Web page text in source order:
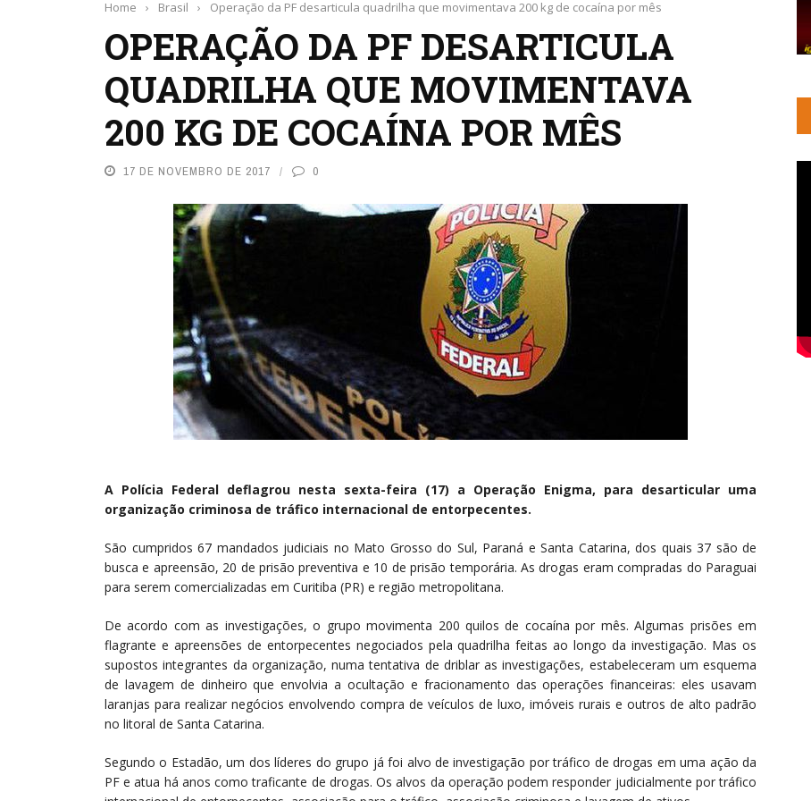
Home › Brasil › Operação da PF desarticula quadrilha que movimentava 200 kg de cocaína por mês
OPERAÇÃO DA PF DESARTICULA
QUADRILHA QUE MOVIMENTAVA
200 KG DE COCAÍNA POR MÊS
17 DE NOVEMBRO DE 2017 0
A Polícia Federal deflagrou nesta sexta-feira (17) a Operação Enigma, para desarticular uma
organização criminosa de tráfico internacional de entorpecentes.
São cumpridos 67 mandados judiciais no Mato Grosso do Sul, Paraná e Santa Catarina, dos quais 37 são de
busca e apreensão, 20 de prisão preventiva e 10 de prisão temporária. As drogas eram compradas do Paraguai
para serem comercializadas em Curitiba (PR) e região metropolitana.
De acordo com as investigações, o grupo movimenta 200 quilos de cocaína por mês. Algumas prisões em
flagrante e apreensões de entorpecentes negociados pela quadrilha feitas ao longo da investigação. Mas os
supostos integrantes da organização, numa tentativa de driblar as investigações, estabeleceram um esquema
de lavagem de dinheiro que envolvia a ocultação e fracionamento das operações financeiras: eles usavam
laranjas para realizar negócios envolvendo compra de veículos de luxo, imóveis rurais e outros de alto padrão
no litoral de Santa Catarina.
Segundo o Estadão, um dos líderes do grupo já foi alvo de investigação por tráfico de drogas em uma ação da
PF e atua há anos como traficante de drogas. Os alvos da operação podem responder judicialmente por tráfico